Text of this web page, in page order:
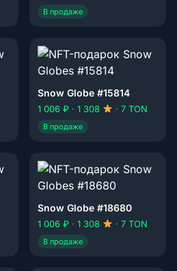
В продаже
Snow Globe #15814
1 006 ₽ · 1 308 · 7 TON
В продаже
Snow Globe #18680
1 006 ₽ · 1 308 · 7 TON
В продаже